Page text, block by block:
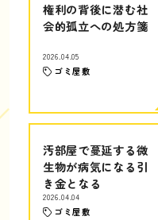
権利の背後に潜む社
会的孤立への処方箋
2026.04.05
ゴミ屋敷
汚部屋で蔓延する微
生物が病気になる引
き金となる
2026.04.04
ゴミ屋敷